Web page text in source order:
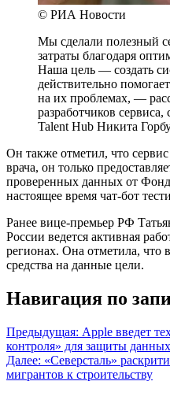
© РИА Новости
Мы сделали полезный
затраты благодаря
Наша цель — создать
действительно
на их проблемах, —
разработчиков
Talent Hub Никита
Он также отметил, что
врача, он только
проверенных данных от
настоящее время чат-бот
Ранее вице-премьер РФ
России ведется активная
регионах. Она отметила, что
средства на данные цели.
Навигация по
Предыдущая: Apple введет
контроля» для защиты
Далее: «Северсталь»
мигрантов к строительству